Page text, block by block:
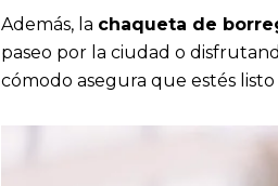
Además, la chaqueta de
paseo por la ciudad o
cómodo asegura que estés